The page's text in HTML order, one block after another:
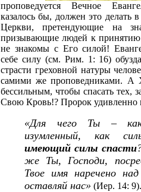
проповедуется Вечное
казалось бы, должен это делать
Церкви, претендующие на
призывающие людей к принятию
не знакомы с Его силой!
себе силу (см. Рим. 1: 16)
страсти греховной натуры
самими же проповедниками. А
бессильным, чтобы спасать тех,
Свою Кровь!? Пророк удивленно
«Для чего Ты – как
изумленный, как
имеющий силы спасти
же Ты, Господи,
Твое имя наречено
оставляй нас» (Иер. 14: 9).